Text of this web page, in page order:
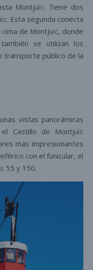
Montjuïc. Tiene dos
Esta segunda conecta
de Montjuïc, donde
se utilizan los
transporte público de la
vistas panorámicas
Castillo de Montjuïc
más impresionantes
con el funicular, el
55 y 150.